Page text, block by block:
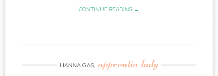
CONTINUE READING →
HANNA GAS, apprentie-lady